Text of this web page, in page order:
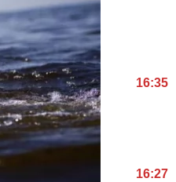
16:35
16:27